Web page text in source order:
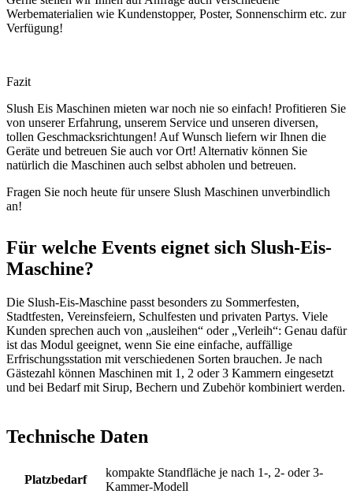
Werbematerialien wie Kundenstopper, Poster, Sonnenschirm etc. zur
Verfügung!
Fazit
Slush Eis Maschinen mieten war noch nie so einfach! Profitieren Sie
von unserer Erfahrung, unserem Service und unseren diversen,
tollen Geschmacksrichtungen! Auf Wunsch liefern wir Ihnen die
Geräte und betreuen Sie auch vor Ort! Alternativ können Sie
natürlich die Maschinen auch selbst abholen und betreuen.
Fragen Sie noch heute für unsere Slush Maschinen unverbindlich
an!
Für welche Events eignet sich Slush-Eis-
Maschine?
Die Slush-Eis-Maschine passt besonders zu Sommerfesten,
Stadtfesten, Vereinsfeiern, Schulfesten und privaten Partys. Viele
Kunden sprechen auch von „ausleihen“ oder „Verleih“: Genau dafür
ist das Modul geeignet, wenn Sie eine einfache, auffällige
Erfrischungsstation mit verschiedenen Sorten brauchen. Je nach
Gästezahl können Maschinen mit 1, 2 oder 3 Kammern eingesetzt
und bei Bedarf mit Sirup, Bechern und Zubehör kombiniert werden.
Technische Daten
Platzbedarf
kompakte Standfläche je nach 1-, 2- oder 3-
Kammer-Modell